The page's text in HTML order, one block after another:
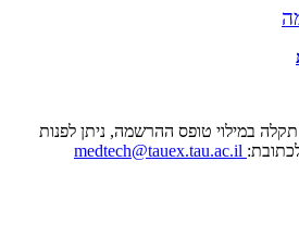
במילוי טופס ההרשמה, ניתן לפנות